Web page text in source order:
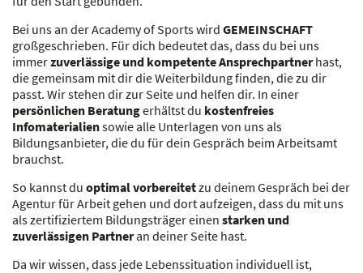
Bei uns an der Academy of Sports wird GEMEINSCHAFT
großgeschrieben. Für dich bedeutet das, dass du bei uns
immerzuverlässige und kompetente Ansprechpartnerhast,
die gemeinsam mit dir die Weiterbildung finden, die zu dir
passt. Wir stehen dir zur Seite und helfen dir. In einer
persönlichen Beratungerhältst du kostenfreies
Infomaterialiensowie alle Unterlagen von uns als
Bildungsanbieter, die du für dein Gespräch beim Arbeitsamt
brauchst.
So kannst du optimal vorbereitetzu deinem Gespräch bei der
Agentur für Arbeit gehen und dort aufzeigen, dass du mit uns
als zertifiziertem Bildungsträger einen starken und
zuverlässigen Partneran deiner Seite hast.
Da wir wissen, dass jede Lebenssituation individuell ist,